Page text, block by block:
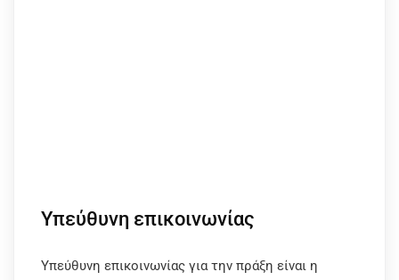
Υπεύθυνη επικοινωνίας
Υπεύθυνη επικοινωνίας για την πράξη είναι η